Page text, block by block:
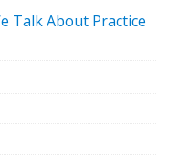
Talk About Practice